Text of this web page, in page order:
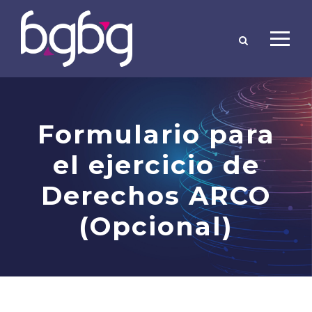
Formulario para
el ejercicio de
Derechos ARCO
(Opcional)